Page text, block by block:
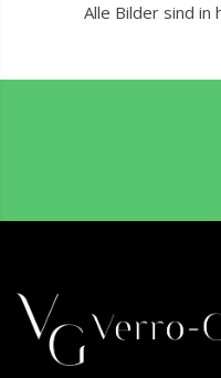
Alle Bilder sind in